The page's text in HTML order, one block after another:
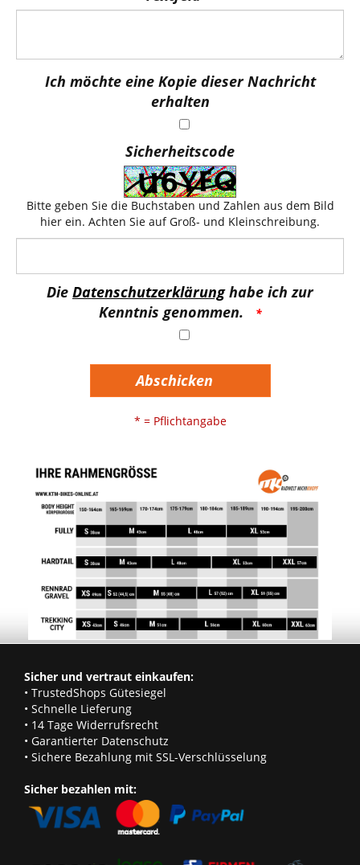
Ich möchte eine Kopie dieser Nachricht
erhalten
Sicherheitscode
Bitte geben Sie die Buchstaben und Zahlen aus dem Bild
hier ein. Achten Sie auf Groß- und Kleinschreibung.
Die Datenschutzerklärunghabe ich zur
Kenntnis genommen.
Abschicken
* = Pflichtangabe
Sicher und vertraut einkaufen:
• TrustedShops Gütesiegel
• Schnelle Lieferung
• 14 Tage Widerrufsrecht
• Garantierter Datenschutz
• Sichere Bezahlung mit SSL-Verschlüsselung
Sicher bezahlen mit: